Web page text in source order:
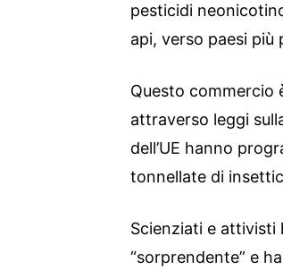
pesticidi
api, verso paesi più
Questo commercio
attraverso leggi
dell’UE hanno
tonnellate di
Scienziati e
“sorprendente” e